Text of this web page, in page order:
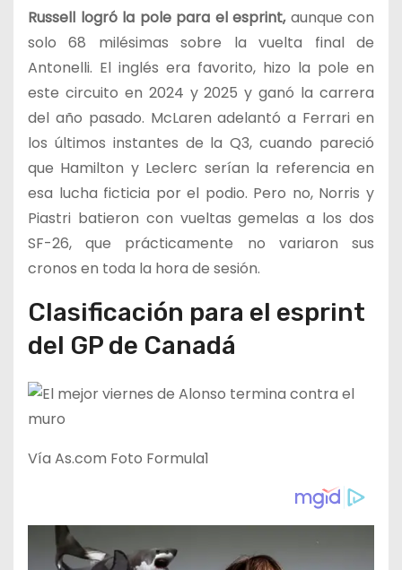
Russell logró la pole para el esprint,aunque con
solo 68 milésimas sobre la vuelta final de
Antonelli. El inglés era favorito, hizo la pole en
este circuito en 2024 y 2025 y ganó la carrera
del año pasado. McLaren adelantó a Ferrari en
los últimos instantes de la Q3, cuando pareció
que Hamilton y Leclerc serían la referencia en
esa lucha ficticia por el podio. Pero no, Norris y
Piastri batieron con vueltas gemelas a los dos
SF-26, que prácticamente no variaron sus
cronos en toda la hora de sesión.
Clasificación para el esprint
del GP de Canadá
Vía As.com Foto Formula1